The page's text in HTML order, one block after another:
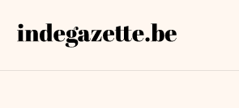
naar